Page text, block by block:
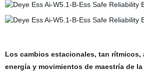
Los cambios estacionales, tan
energía y movimientos de maestría de